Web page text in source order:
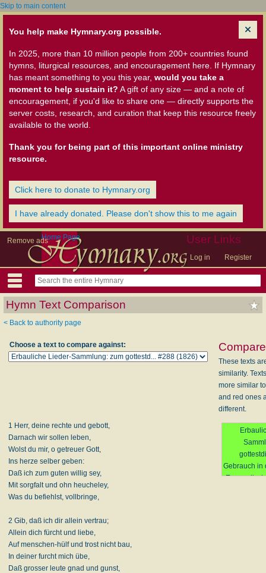
Skip to main content
You help make Hymnary.org possible.
In 2025, more than 10 million people from 200+ countries found
hymns, liturgical resources, and encouragement here. If Hymnary
has meant something to you this year, would you take a
moment to help sustain it? A gift of any size — and a note of
encouragement, if you'd like to share one — directly supports the
server costs, research, and curation that keep this resource freely
available to the world.
Thank you for being part of this important online ministry
resource.
Click here to donate to Hymnary.org
I have already donated. Please don't show this to me again
Remove ads User Links
Log in Register
Home Page
Hymn Text Comparison
< Back to authority page
Choose a text to compare against:
These texts
similarity.
more similar
and red ones
different.
1 Herr, deine rechte und gebott,
Darnach wir sollen leben,
Wolst du mir, o getreuer Gott,
Ins herze selber geben:
Daß ich zum guten willig sey,
Mit sorgfalt und ohn heucheley,
Was du befiehlst, vollbringe,
2 Gib, daß ich dir allein vertrau;
Allein dich fürcht und liebe,
Auf menschen-hülf und trost nicht bau,
In deiner furcht mich übe,
Daß grosser leute gnad und gunst,
Gebrauch in